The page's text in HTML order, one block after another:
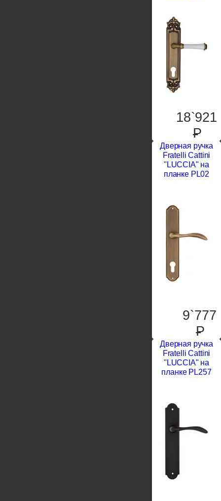
18`921
P
Дверная ручка
Fratelli Cattini
"LUCCIA" на
планке PL02
9`777
P
Дверная ручка
Fratelli Cattini
"LUCCIA" на
планке PL257